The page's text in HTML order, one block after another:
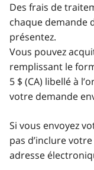
Des frais de
chaque demande
présentez.
Vous pouvez
remplissant le
5 $ (CA) libellé à
votre demande
Si vous envoyez
pas d’inclure
adresse